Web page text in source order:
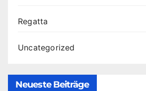
Regatta
Uncategorized
Neueste Beiträge